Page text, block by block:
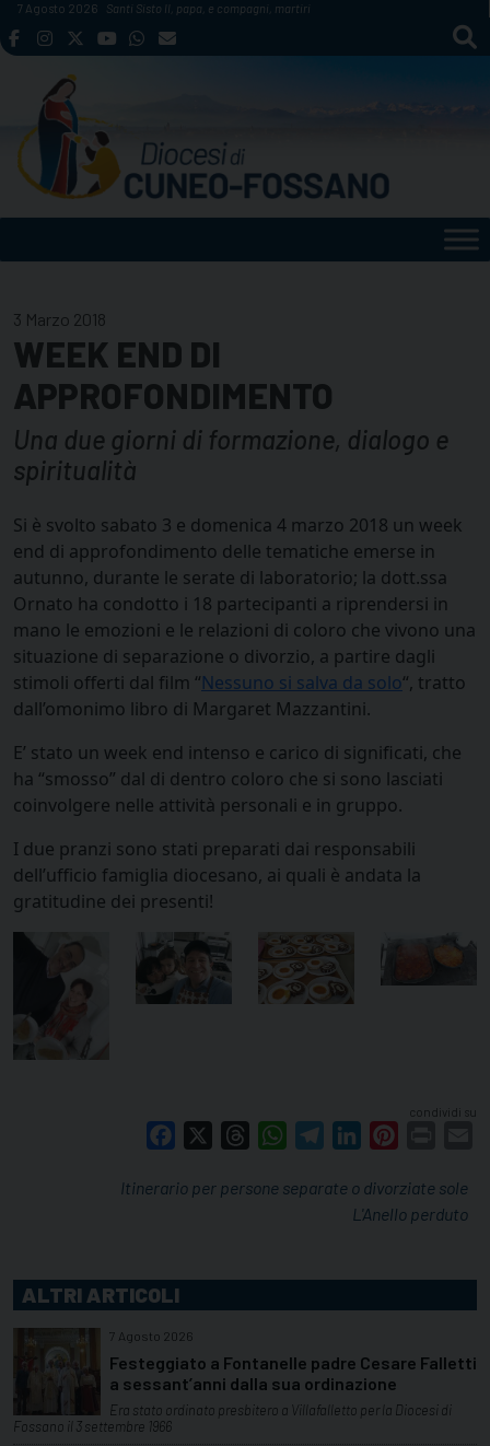
Skip
to
7 Agosto 2026 Santi Sisto II, papa, e compagni, martiri
3 Marzo 2018
WEEK END DI
APPROFONDIMENTO
Una due giorni di formazione, dialogo e
spiritualità
Si è svolto sabato 3 e domenica 4 marzo 2018 un week
end di approfondimento delle tematiche emerse in
autunno, durante le serate di laboratorio; la dott.ssa
Ornato ha condotto i 18 partecipanti a riprendersi in
mano le emozioni e le relazioni di coloro che vivono una
situazione di separazione o divorzio, a partire dagli
stimoli offerti dal film “Nessuno si salva da solo“, tratto
dall’omonimo libro di Margaret Mazzantini.
E’ stato un week end intenso e carico di significati, che
ha “smosso” dal di dentro coloro che si sono lasciati
coinvolgere nelle attività personali e in gruppo.
I due pranzi sono stati preparati dai responsabili
dell’ufficio famiglia diocesano, ai quali è andata la
gratitudine dei presenti!
condividi su
Facebook ThreadsWhatsAppTelegramLinkedIn
Itinerario per persone separate o divorziate sole
L'Anello perduto
ALTRI ARTICOLI
7 Agosto 2026
Festeggiato a Fontanelle padre Cesare Falletti
a sessant’anni dalla sua ordinazione
Era stato ordinato presbitero a Villafalletto per la Diocesi di
Fossano il 3 settembre 1966